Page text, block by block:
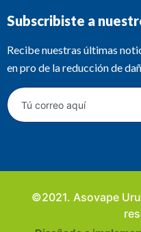
Subscribiste a
Recibe nuestras últimas
en pro de la reducción de
©2021. Asovape